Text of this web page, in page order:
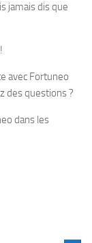
jamais dis que
avec Fortuneo
des questions ?
dans les